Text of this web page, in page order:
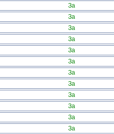
За
За
За
За
За
За
За
За
За
За
За
За